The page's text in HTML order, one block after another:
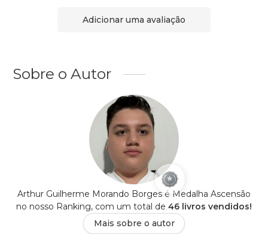
Adicionar uma avaliação
Sobre o Autor
Arthur Guilherme Morando Borges é Medalha Ascensão
no nosso Ranking, com um total de 46 livros vendidos!
Mais sobre o autor